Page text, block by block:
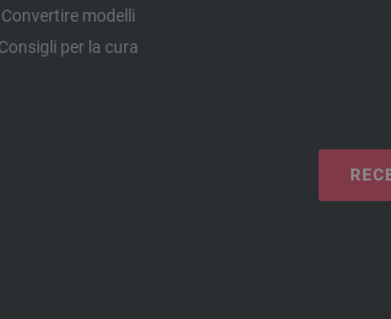
Convertire modelli
Consigli per la cura